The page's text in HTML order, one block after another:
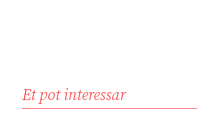
Et pot interessar